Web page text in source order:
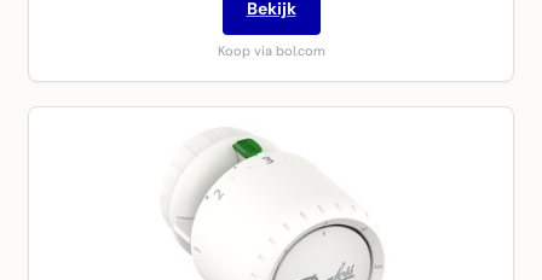
Bekijk
Koop via bol.com